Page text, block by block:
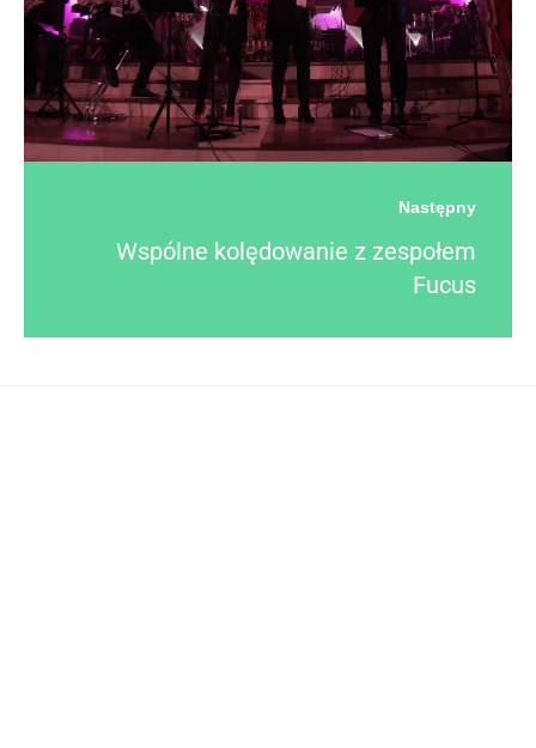
Następny
Wspólne kolędowanie z zespołem
Fucus